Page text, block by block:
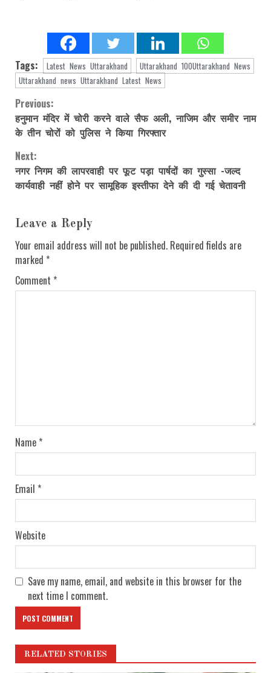
Tags: Latest News Uttarakhand
Uttarakhand 100Uttarakhand News
Uttarakhand news Uttarakhand Latest News
Continue
Reading
Previous:
हनुमान मंदिर में चोरी करने वाले सैफ अली, नाजिम और समीर नाम
के तीन चोरों को पुलिस ने किया गिरफ्तार
Next:
नगर निगम की लापरवाही पर फूट पड़ा पार्षदों का गुस्सा -जल्द
कार्यवाही नहीं होने पर सामूहिक इस्तीफा देने की दी गई चेतावनी
Leave a Reply
Your email address will not be published. Required fields are
marked *
Comment *
Name *
Email *
Website
Save my name, email, and website in this browser for the
next time I comment.
RELATED STORIES